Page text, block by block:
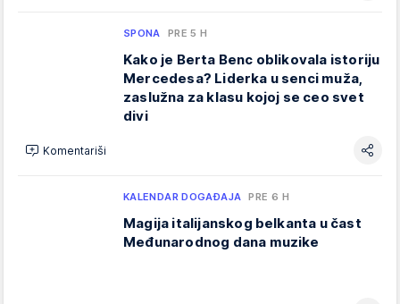
SPONA PRE 5 H
Kako je Berta Benc oblikovala istoriju
Mercedesa? Liderka u senci muža,
zaslužna za klasu kojoj se ceo svet
divi
Komentariši
KALENDAR DOGAĐAJA PRE 6 H
Magija italijanskog belkanta u čast
Međunarodnog dana muzike